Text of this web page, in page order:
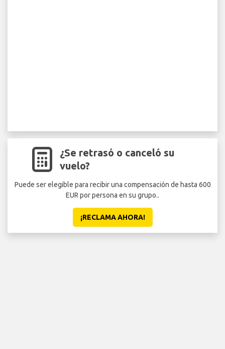
¿Se retrasó o canceló su
vuelo?
Puede ser elegible para recibir una compensación de hasta 600
EUR por persona en su grupo..
¡RECLAMA AHORA!